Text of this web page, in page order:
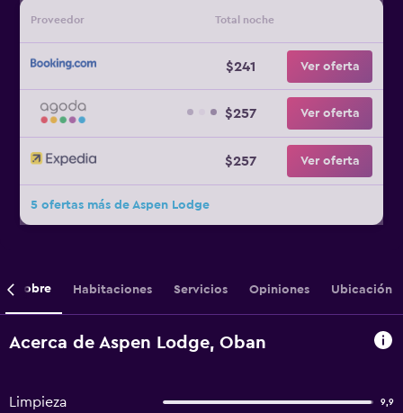
Proveedor Total noche
$241 Ver oferta
$257 Ver oferta
$257 Ver oferta
5 ofertas más de Aspen Lodge
Sobre Habitaciones Servicios Opiniones Ubicación
Acerca de Aspen Lodge, Oban
Limpieza 9,9